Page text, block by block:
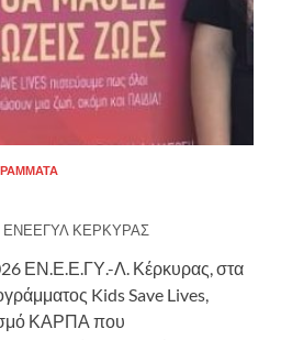
ΕΝΕΕΓΥΛ ΚΕΡΚΥΡΑΣ
ΕΝ.Ε.Ε.ΓΥ.-Λ. Κέρκυρας, στα
Kids Save Lives,
ΚΑΡΠΑ που